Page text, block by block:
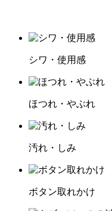
シワ・使用感
ほつれ・やぶれ
汚れ・しみ
ボタン取れかけ